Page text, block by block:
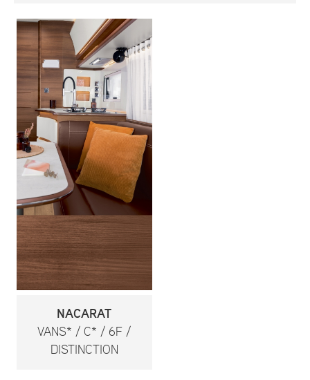
NACARAT
VANS* / C* / 6F /
DISTINCTION